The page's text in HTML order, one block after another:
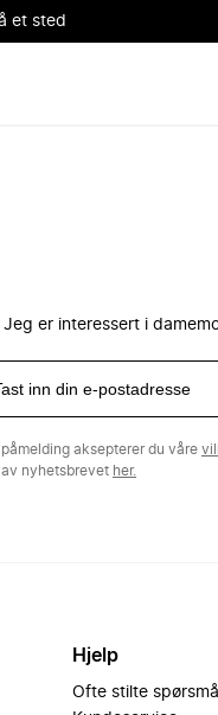
et sted
Jeg er interessert i
påmelding aksepterer du våre
nyhetsbrevet her.
Hjelp
Ofte stilte spørsmål